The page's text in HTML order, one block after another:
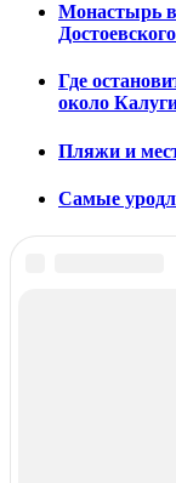
Монастырь
Где
около
Пляжи и
Самые